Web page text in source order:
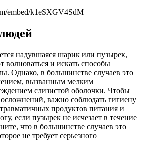
embed/k1eSXGV4SdM
надувшаяся шарик или пузырек,
и искать способы
Однако, в большинстве случаев это
вызванным мелким
слизистой оболочки. Чтобы
важно соблюдать гигиену
травматичных продуктов питания и
если пузырек не исчезает в течение
что в большинстве случаев это
не требует серьезного